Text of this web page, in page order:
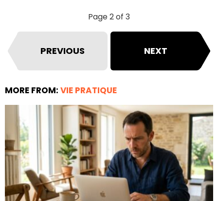
Page 2 of 3
PREVIOUS NEXT
MORE FROM: VIE PRATIQUE